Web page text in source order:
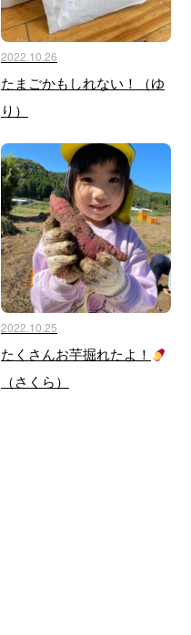
2022.10.26
たまごかもしれない！（ゆ
り）
2022.10.25
たくさんお芋掘れたよ！
（さくら）